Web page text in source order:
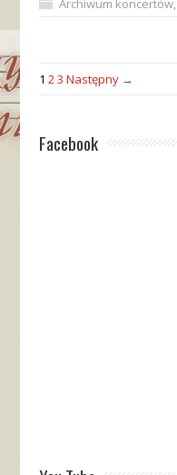
Archiwum koncertów,
1 23 Następny →
Facebook